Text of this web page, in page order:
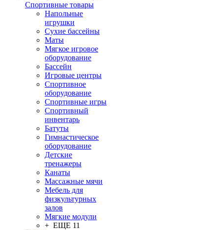
Спортивные товары
Напольные
игрушки
Сухие бассейны
Маты
Мягкое игровое
оборудование
Бассейн
Игровые центры
Спортивное
оборудование
Спортивные игры
Спортивный
инвентарь
Батуты
Гимнастическое
оборудование
Детские
тренажеры
Канаты
Массажные мячи
Мебель для
физкультурных
залов
Мягкие модули
+ ЕЩЕ 11